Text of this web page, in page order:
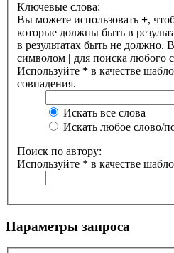
Ключевые слова:
Вы можете использовать +,
которые должны быть в
в результатах быть не должно.
символом | для поиска любого
Используйте * в качестве
совпадения.
Искать все слова
Искать любое слово/
Поиск по автору:
Используйте * в качестве
Параметры запроса